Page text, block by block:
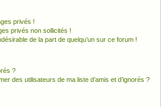
privés !
privés non sollicités !
de la part de quelqu’un sur ce forum !
?
des utilisateurs de ma liste d’amis et d’ignorés ?